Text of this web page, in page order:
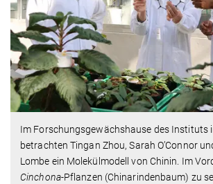
Im Forschungsgewächshause des Instituts
betrachten Tingan Zhou, Sarah O’Connor
Lombe ein Molekülmodell von Chinin. Im
Cinchona-Pflanzen (Chinarindenbaum) zu